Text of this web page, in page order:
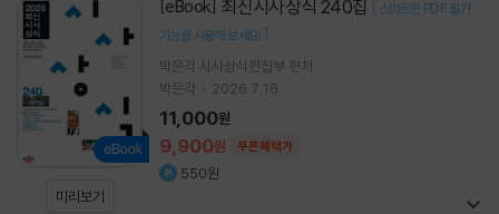
미리보기
[eBook] 최신시사상식 240집 [ 스마트한 PDF 필기
기능을 사용해 보세요! ]
박문각 시사상식편집부 편저
박문각
2026.7.16.
9,900원 쿠폰혜택가
11,000원
550원